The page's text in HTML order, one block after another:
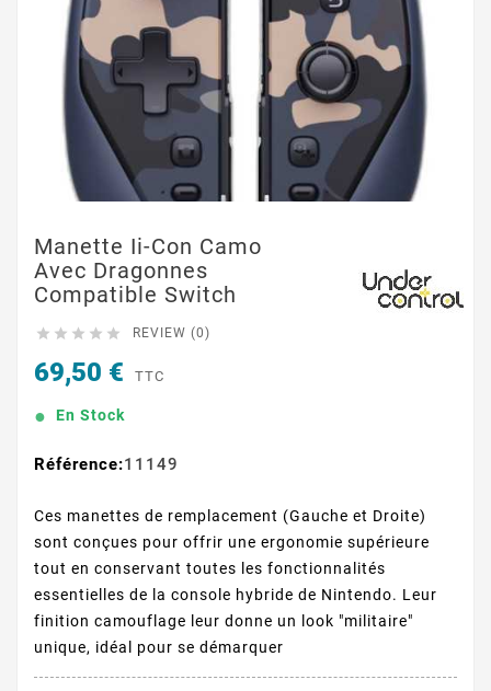
Manette Ii-Con Camo
Avec Dragonnes
Compatible Switch
     REVIEW (0)
69,50 € TTC
En Stock
Référence:11149
Ces manettes de remplacement (Gauche et Droite)
sont conçues pour offrir une ergonomie supérieure
tout en conservant toutes les fonctionnalités
essentielles de la console hybride de Nintendo. Leur
finition camouflage leur donne un look "militaire"
unique, idéal pour se démarquer